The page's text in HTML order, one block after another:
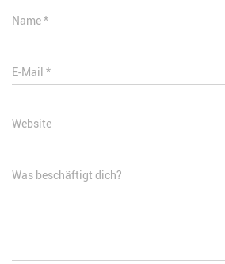
Name*
E-Mail *
Website
Was beschäftigt dich?